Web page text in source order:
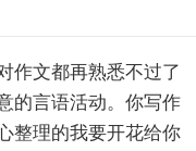
文都再熟悉不过了
的言语活动。你写作
整理的我要开花给你